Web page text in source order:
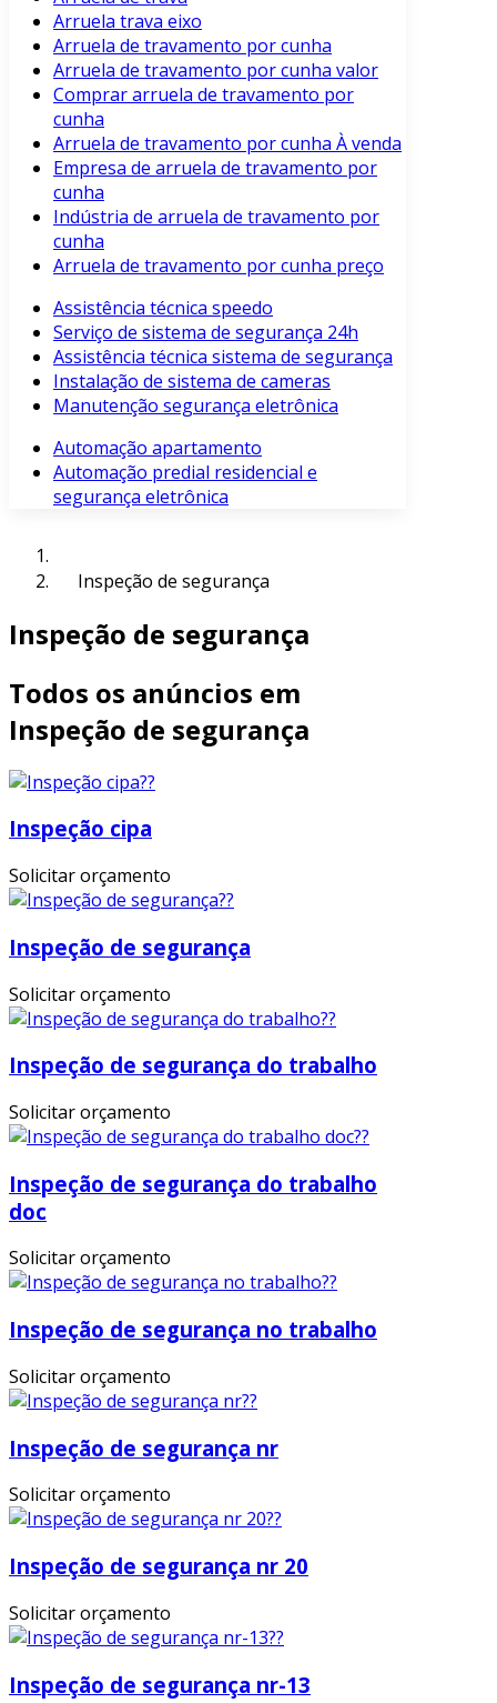
Arruela trava eixo
Arruela de travamento por cunha
Arruela de travamento por cunha valor
Comprar arruela de travamento por
cunha
Arruela de travamento por cunha À venda
Empresa de arruela de travamento por
cunha
Indústria de arruela de travamento por
cunha
Arruela de travamento por cunha preço
Assistência técnica speedo
Serviço de sistema de segurança 24h
Assistência técnica sistema de segurança
Instalação de sistema de cameras
Manutenção segurança eletrônica
Automação apartamento
Automação predial residencial e
segurança eletrônica
Inspeção de segurança
Inspeção de segurança
Todos os anúncios em
Inspeção de segurança
Inspeção cipa
Solicitar orçamento
Inspeção de segurança
Solicitar orçamento
Inspeção de segurança do trabalho
Solicitar orçamento
Inspeção de segurança do trabalho
doc
Solicitar orçamento
Inspeção de segurança no trabalho
Solicitar orçamento
Inspeção de segurança nr
Solicitar orçamento
Inspeção de segurança nr 20
Solicitar orçamento
Inspeção de segurança nr-13